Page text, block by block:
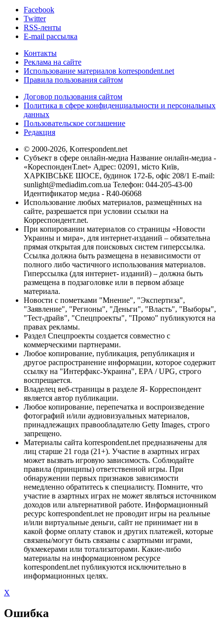
Facebook
Twitter
RSS-ленты
E-mail рассылка
Контакты
Реклама на сайте
Использование материалов korrespondent.net
Правила пользования сайтом
Договор пользования сайтом
Политика в сфере конфиденциальности и персональных
данных
Пользовательское соглашение
Редакция
© 2000-2026, Korrespondent.net
Субъект в сфере онлайн-медиа Название онлайн-медиа -
«КореспонденТ.net» Адрес: 02091, місто Київ,
ХАРКІВСЬКЕ ШОСЕ, будинок 172-Б, офіс 208/1 E-mail:
sunlight@mediadim.com.ua Телефон: 044-205-43-00
Идентификатор медиа - R40-06068
Использование любых материалов, размещённых на
сайте, разрешается при условии ссылки на
Корреспондент.net.
При копировании материалов со страницы «Новости
Украины и мира», для интернет-изданий – обязательна
прямая открытая для поисковых систем гиперссылка.
Ссылка должна быть размещена в независимости от
полного либо частичного использования материалов.
Гиперссылка (для интернет- изданий) – должна быть
размещена в подзаголовке или в первом абзаце
материала.
Новости с пометками "Мнение", "Экспертиза",
"Заявление", "Регионы", "Деньги", "Власть", "Выборы",
"Тест-драйв", "Спецпроекты", "Промо" публикуются на
правах рекламы.
Раздел Спецпроекты создается совместно с
коммерческими партнерами.
Любое копирование, публикация, републикация и
другое распространение информации, которое содержит
ссылку на "Интерфакс-Украина", EPA / UPG, строго
воспрещается.
Владелец веб-страницы в разделе Я- Корреспондент
является автор публикации.
Любое копирование, перепечатка и воспроизведение
фотографий и/или аудиовизуальных материалов,
принадлежащих правообладателю Getty Images, строго
запрещено.
Материалы сайта korrespondent.net предназначены для
лиц старше 21 года (21+). Участие в азартных играх
может вызвать игровую зависимость. Соблюдайте
правила (принципы) ответственной игры. При
обнаружении первых признаков зависимости
немедленно обратитесь к специалисту. Помните, что
участие в азартных играх не может являться источником
доходов или альтернативой работе. Информационный
ресурс korrespondent.net не проводит игры на реальные
и/или виртуальные деньги, сайт не принимает ни в
какой форме оплату ставок и других платежей, которые
связаны/могут быть связаны с азартными играми,
букмекерами или тотализаторами. Какие-либо
материалы на информационном ресурсе
korrespondent.net публикуются исключительно в
информационных целях.
X
Ошибка